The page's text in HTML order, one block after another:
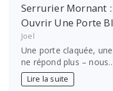
Serrurier Mornant
Ouvrir Une Porte
Joel
Une porte claquée,
ne répond plus –
Lire la suite